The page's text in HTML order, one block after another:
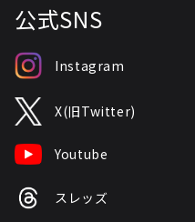
公式SNS
Instagram
X(旧Twitter)
Youtube
スレッズ